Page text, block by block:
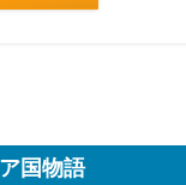
国物語